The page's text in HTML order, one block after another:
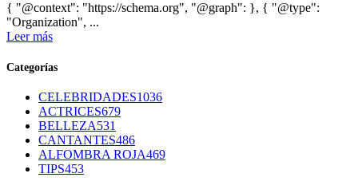
{ "@context": "https://schema.org", "@graph": }, { "@type":
"Organization", ...
Leer más
Categorías
CELEBRIDADES1036
ACTRICES679
BELLEZA531
CANTANTES486
ALFOMBRA ROJA469
TIPS453